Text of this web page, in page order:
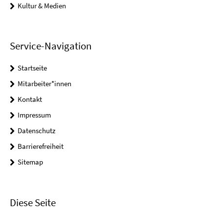
Kultur & Medien
Service-Navigation
Startseite
Mitarbeiter*innen
Kontakt
Impressum
Datenschutz
Barrierefreiheit
Sitemap
Diese Seite